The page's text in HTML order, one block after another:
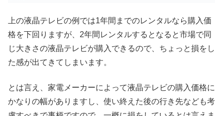
上の液晶テレビの例では1年間までのレンタルなら購入価
格を下回りますが、2年間レンタルするとなると市場で同
じ大きさの液晶テレビが購入できるので、ちょっと損をし
た感が出てきてしまいます。
とは言え、家電メーカーによって液晶テレビの購入価格に
かなりの幅がありますし、使い終えた後の行き先なども考